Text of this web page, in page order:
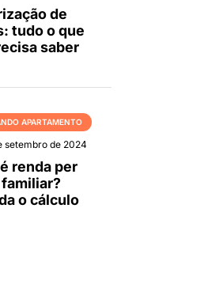
de
tudo o que
saber
APARTAMENTO
setembro de 2024
renda per
o cálculo